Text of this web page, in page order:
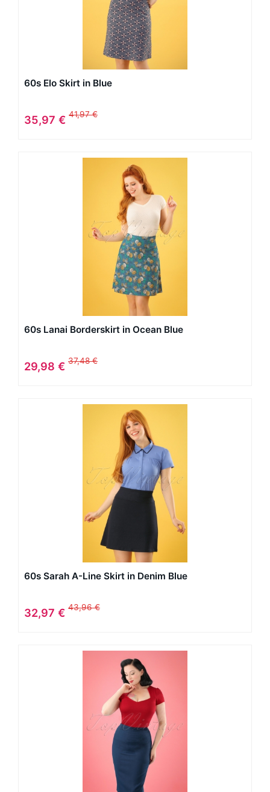
60s Elo Skirt in Blue
35,97 € 41,97 €
60s Lanai Borderskirt in Ocean Blue
29,98 € 37,48 €
60s Sarah A-Line Skirt in Denim Blue
32,97 € 43,96 €